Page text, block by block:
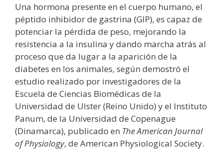
Una hormona presente en el cuerpo humano, el
péptido inhibidor de gastrina (GIP), es capaz de
potenciar la pérdida de peso, mejorando la
resistencia a la insulina y dando marcha atrás al
proceso que da lugar a la aparición de la
diabetes en los animales, según demostró el
estudio realizado por investigadores de la
Escuela de Ciencias Biomédicas de la
Universidad de Ulster (Reino Unido) y el Instituto
Panum, de la Universidad de Copenague
(Dinamarca), publicado en The American Journal
of Physiology, de American Physiological Society.